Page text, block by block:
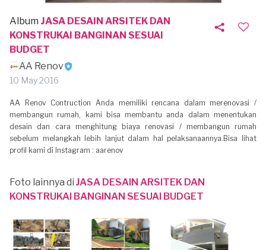
Album JASA DESAIN ARSITEK DAN
KONSTRUKAI BANGINAN SESUAI
BUDGET
AA Renov
10 May 2016
AA Renov Contruction Anda memiliki rencana dalam merenovasi /
membangun rumah, kami bisa membantu anda dalam menentukan
desain dan cara menghitung biaya renovasi / membangun rumah
sebelum melangkah lebih lanjut dalam hal pelaksanaannya.Bisa lihat
profil kami di Instagram : aarenov
Foto lainnya di JASA DESAIN ARSITEK DAN
KONSTRUKAI BANGINAN SESUAI BUDGET